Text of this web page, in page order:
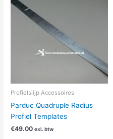
Profielslijp Accessoires
Parduc Quadruple Radius
Profiel Templates
€49.00 exl. btw
Deze
optie
gekozen
op